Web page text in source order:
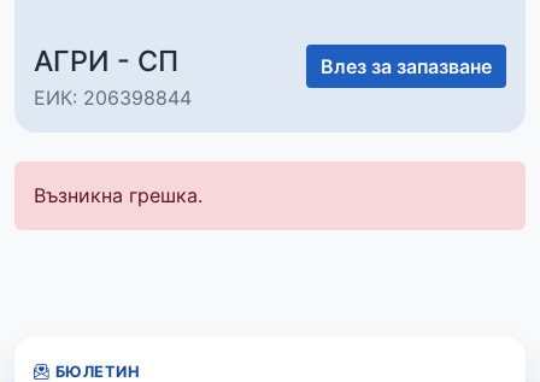
АГРИ - СП
ЕИК: 206398844
Влез за запазване
Възникна грешка.
БЮЛЕТИН